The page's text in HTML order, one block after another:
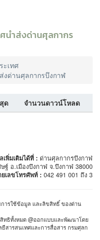
นำส่งด่านศุลกากร
ะเทศ
งด่านศุลกากรบึงกาฬ
ด จำนวนดาวน์โหลด
พิ่มเติมได้ที่ : ด่านศุลกากรบึงกาฬ
ฐ์ อ.เมืองบึงกาฬ จ.บึงกาฬ 38000
เลขโทรศัพท์ : 042 491 001 ถึง 3
ารใช้ข้อมูล และลิขสิทธิ์ ของด่าน
ทธิทั้งหมด @ออกแบบและพัฒนาโดย
สารสนเทศและการสื่อสาร กรมศุลก